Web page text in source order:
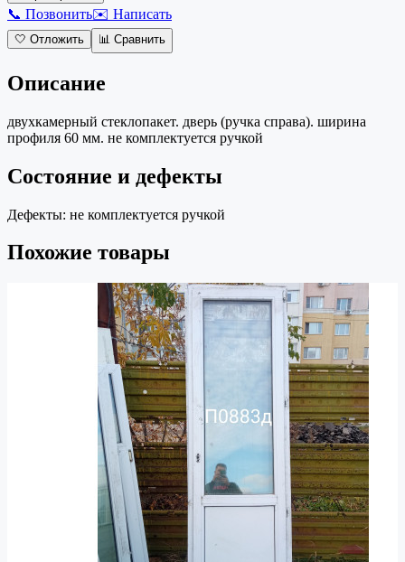
📞 Позвонить✉️ Написать
🤍 Отложить 📊 Сравнить
Описание
двухкамерный стеклопакет. дверь (ручка справа). ширина
профиля 60 мм. не комплектуется ручкой
Состояние и дефекты
Дефекты: не комплектуется ручкой
Похожие товары